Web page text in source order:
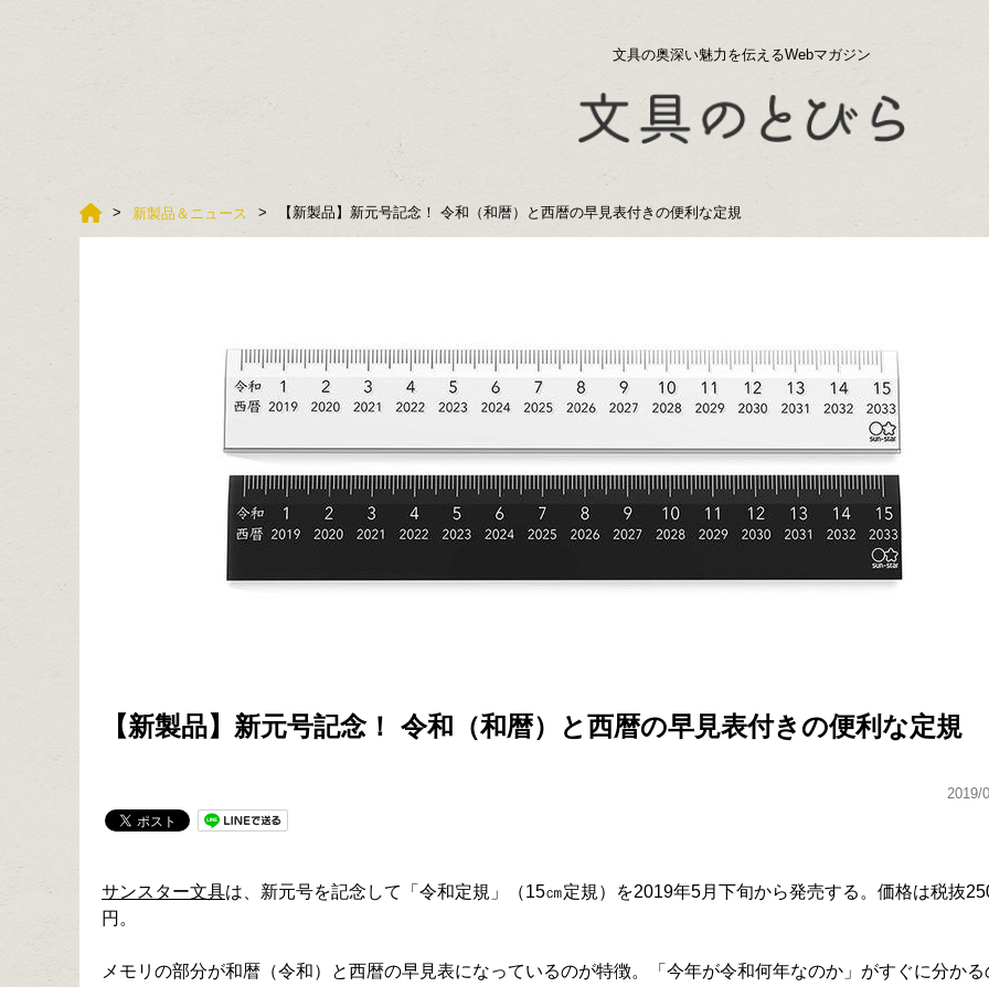
文具の奥深い魅力を伝えるWebマガジン
新製品＆ニュース 【新製品】新元号記念！ 令和（和暦）と西暦の早見表付きの便利な定規
【新製品】新元号記念！ 令和（和暦）と西暦の早見表付きの便利な定規
2019/
サンスター文具は、新元号を記念して「令和定規」（15㎝定規）を2019年5月下旬から発売する。価格は税抜
円。
メモリの部分が和暦（令和）と西暦の早見表になっているのが特徴。「今年が令和何年なのか」がすぐに分かる